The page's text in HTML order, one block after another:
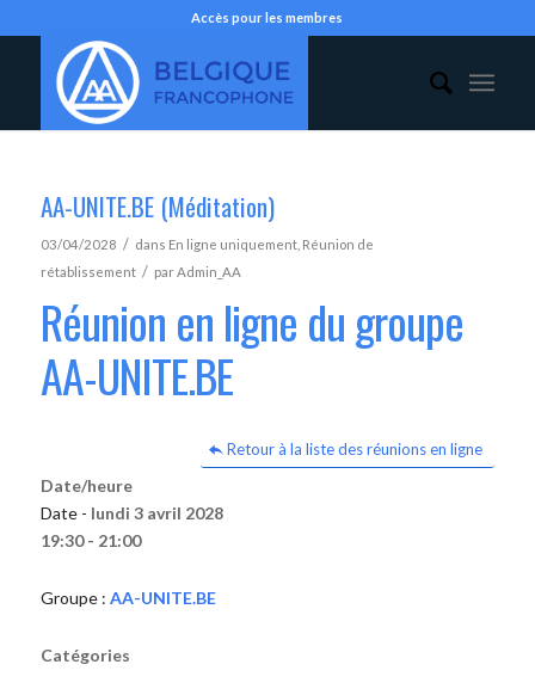
Accès pour les membres
AA-UNITE.BE (Méditation)
03/04/2028 / dans En ligne uniquement, Réunion de
rétablissement / parAdmin_AA
Réunion en ligne du groupe
AA-UNITE.BE
Retour à la liste des réunions en ligne
Date/heure
Date - lundi 3 avril 2028
19:30 - 21:00
Groupe : AA-UNITE.BE
Catégories